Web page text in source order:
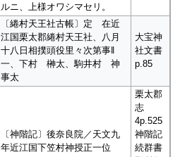
ルニ、上様オワシマセリ。
〔綣村天王社古帳〕定 在近
江国栗太郡綣村天王社、八月
十八日相撲頭役里々次第事‖
一、下村 榊太、駒井村 神
事太
大宝神
社文書
p.85
〔神階記〕後奈良院／天文九
年近江国下笠村神授正一位
栗太郡
志
4p.525
神階記
続群書